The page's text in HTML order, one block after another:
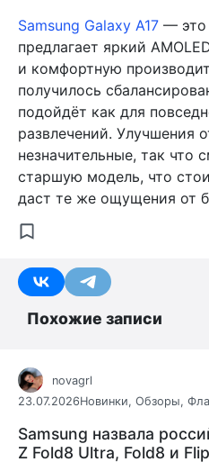
Samsung Galaxy A17 — это
предлагает яркий
и комфортную
получилось
подойдёт как для
развлечений. Улучшения
незначительные, так что
старшую модель, что
даст те же ощущения от
Похожие записи
novagrl
23.07.2026Новинки, Обзоры,
Samsung назвала
Z Fold8 Ultra, Fold8 и